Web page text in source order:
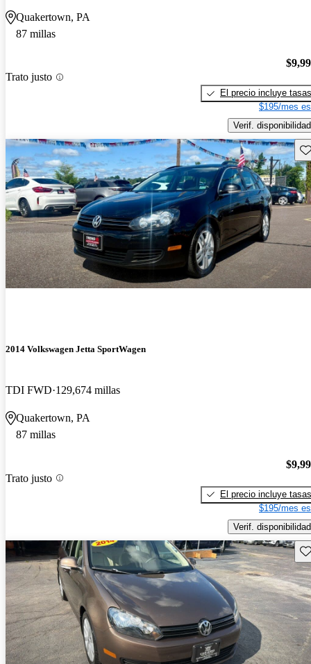
Quakertown, PA
87 millas
Trato justo
El precio incluye tasas
$195/mes
Verif. disponibilidad
2014 Volkswagen Jetta SportWagen
TDI FWD 129,674 millas
Quakertown, PA
87 millas
Trato justo
El precio incluye tasas
$195/mes
Verif. disponibilidad